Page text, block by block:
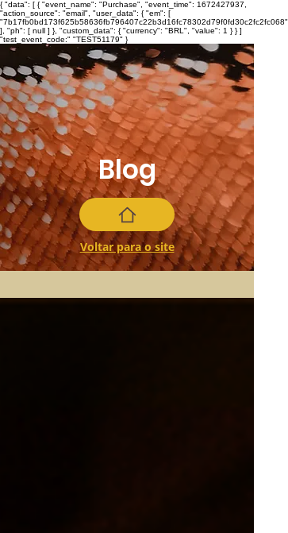
{ "data": [ { "event_name": "Purchase", "event_time": 1672427937,
"action_source": "email", "user_data": { "em": [
"7b17fb0bd173f625b58636fb796407c22b3d16fc78302d79f0fd30c2fc2fc068"
], "ph": [ null ] }, "custom_data": { "currency": "BRL", "value": 1 } } ]
"test_event_code:" "TEST51179" }
Blog
Voltar para o site